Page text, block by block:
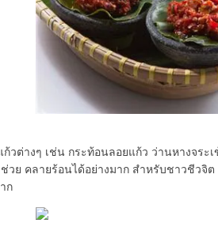
วต่างๆ เช่น กระท้อนลอยแก้ว ว่านหางจระ
วย คลายร้อนได้อย่างมาก สำหรับชาวชีวจิ
ก